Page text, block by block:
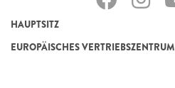
HAUPTSITZ
EUROPÄISCHES VERTRIEBSZENTRUM